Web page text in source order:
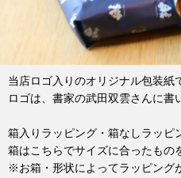
当店ロゴ入りのオリジナル包装紙
ロゴは、書家の武田双雲さんに書
箱入りラッピング・箱なしラッピ
箱はこちらでサイズに合ったもの
※お箱・形状によってラッピング